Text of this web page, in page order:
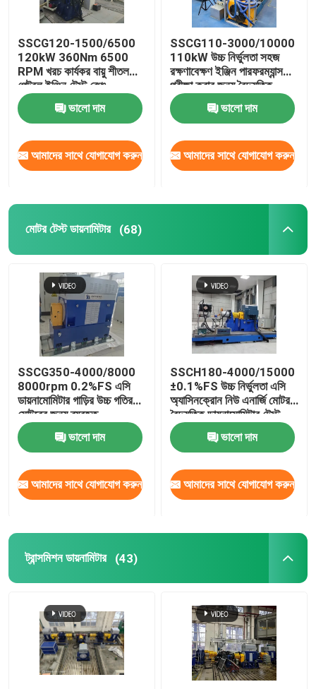
SSCG120-1500/6500
120kW 360Nm 6500
RPM খরচ কার্যকর বায়ু শীতল
পেট্রল ইঞ্জিন টেস্ট বেঞ্চ
ভালো দাম
আমাদের সাথে যোগাযোগ করুন
SSCG110-3000/10000
110kW উচ্চ নির্ভুলতা সহজ
রক্ষণাবেক্ষণ ইঞ্জিন পারফরম্যান্স
পরীক্ষা করার জন্য বৈদ্যুতিক
ডায়নামোমিটার টেস্ট বেঞ্চ সিস্টেম
ভালো দাম
আমাদের সাথে যোগাযোগ করুন
মোটর টেস্ট ডায়নামিটার (68)
SSCG350-4000/8000
8000rpm 0.2%FS এসি
ডায়নামোমিটার গাড়ির উচ্চ গতির
মোটরের জন্য ব্যবহৃত
ভালো দাম
আমাদের সাথে যোগাযোগ করুন
SSCH180-4000/15000
±0.1%FS উচ্চ নির্ভুলতা এসি
অ্যাসিনক্রোন নিউ এনার্জি মোটর
বৈদ্যুতিক ডায়নামোমিটার টেস্ট
বেঞ্চ
ভালো দাম
আমাদের সাথে যোগাযোগ করুন
ট্রান্সমিশন ডায়নামিটার (43)